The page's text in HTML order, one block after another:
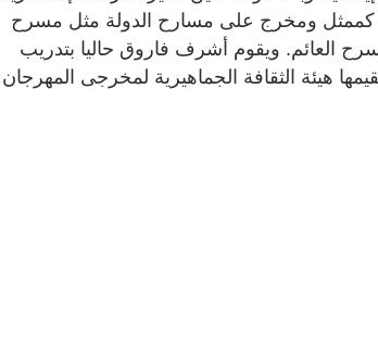
كممثل ومخرج على مسارح الدولة مثل مسرح
العائم. ويقوم أشرف فاروق حاليا بتدريب
هيئة الثقافة الجماهيرية لمخرجى المهرجان